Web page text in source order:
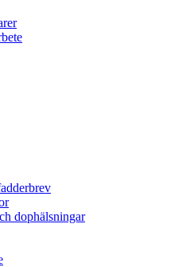
dophälsningar